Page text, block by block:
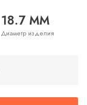
18.7 ММ
Диаметр изделия